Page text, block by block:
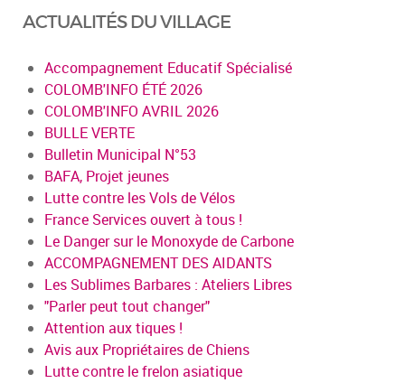
ACTUALITÉS DU VILLAGE
Accompagnement Educatif Spécialisé
COLOMB'INFO ÉTÉ 2026
COLOMB'INFO AVRIL 2026
BULLE VERTE
Bulletin Municipal N°53
BAFA, Projet jeunes
Lutte contre les Vols de Vélos
France Services ouvert à tous !
Le Danger sur le Monoxyde de Carbone
ACCOMPAGNEMENT DES AIDANTS
Les Sublimes Barbares : Ateliers Libres
"Parler peut tout changer"
Attention aux tiques !
Avis aux Propriétaires de Chiens
Lutte contre le frelon asiatique